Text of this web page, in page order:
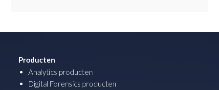
Producten
Analytics producten
Digital Forensics producten